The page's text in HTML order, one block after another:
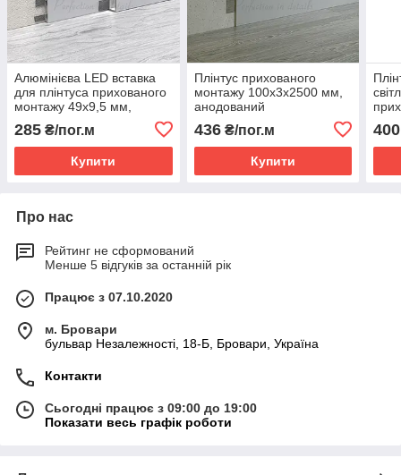
Алюмінієва LED вставка
для плінтуса прихованого
монтажу 49х9,5 мм,
285 ₴/пог.м
Купити
Плінтус прихованого
монтажу 100х3х2500 мм,
анодований
436₴/пог.м
Купити
400
Про нас
Рейтинг не сформований
Менше 5 відгуків за останній рік
Працює з 07.10.2020
м. Бровари
бульвар Незалежності, 18-Б, Бровари, Україна
Контакти
Сьогодні працює з 09:00 до 19:00
Показати весь графік роботи